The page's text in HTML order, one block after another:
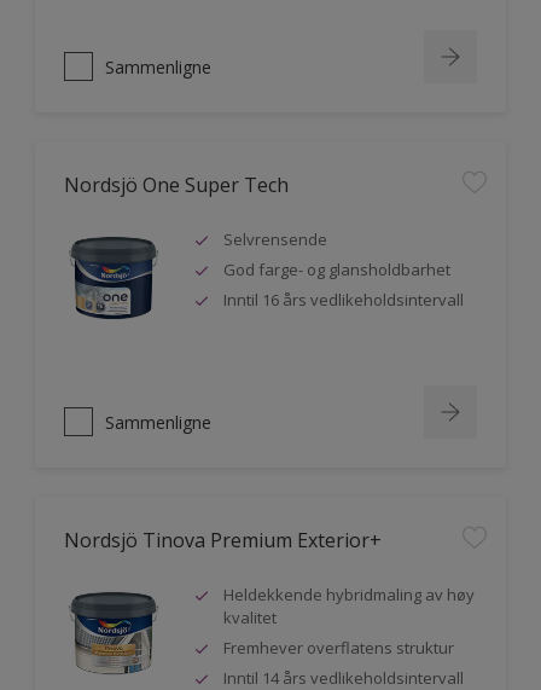
Sammenligne
Nordsjö One Super Tech
Selvrensende
God farge- og glansholdbarhet
Inntil 16 års vedlikeholdsintervall
Sammenligne
Nordsjö Tinova Premium Exterior+
Heldekkende hybridmaling av høy
kvalitet
Fremhever overflatens struktur
Inntil 14 års vedlikeholdsintervall